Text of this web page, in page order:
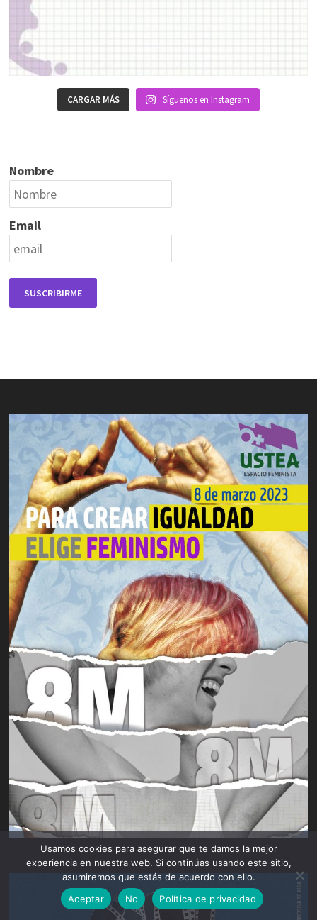
CARGAR MÁS Síguenos en Instagram
Nombre
Email
Usamos cookies para asegurar que te damos la mejor
experiencia en nuestra web. Si continúas usando este sitio,
asumiremos que estás de acuerdo con ello.
Aceptar
No Política de privacidad